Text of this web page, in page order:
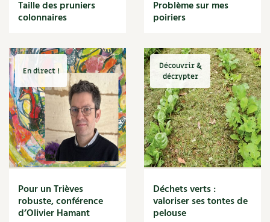
Cuisine saine
Décoration
DIY
Eau
Énergie
Enfants
Expérimentation
Fleur
Jardin bio
Légumes
Légumineuse
Maïs doux
Maison saine
Taille des pruniers
colonnaires
Problème sur mes
poiriers
En direct !
Pour un Trièves
robuste, conférence
d’Olivier Hamant
Découvrir &
décrypter
Déchets verts :
valoriser ses tontes de
pelouse